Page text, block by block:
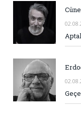
Aptal